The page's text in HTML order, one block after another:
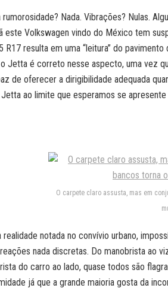
rumorosidade? Nada. Vibrações? Nulas.
este Volkswagen vindo do México tem
R17 resulta em uma “leitura” do
Jetta é correto nesse aspecto, uma vez
de oferecer a dirigibilidade adequada
ao limite que esperamos se
O carpete claro assusta, mas em
realidade notada no convívio urbano,
nada discretas. Do manobrista ao
do carro ao lado, quase todos são
já que a grande maioria gosta da